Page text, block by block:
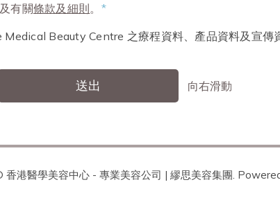
有關條款及細則。 *
Beauty Centre 之療程資料、產品資料及宣傳
送出 向右滑動
港醫學美容中心 - 專業美容公司 | 繆思美容集團.